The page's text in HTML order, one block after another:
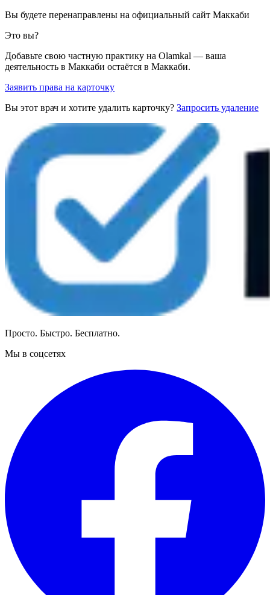
Вы будете перенаправлены на официальный сайт Маккаби
Это вы?
Добавьте свою частную практику на Olamkal — ваша
деятельность в Маккаби остаётся в Маккаби.
Заявить права на карточку
Вы этот врач и хотите удалить карточку? Запросить удаление
Просто. Быстро. Бесплатно.
Мы в соцсетях